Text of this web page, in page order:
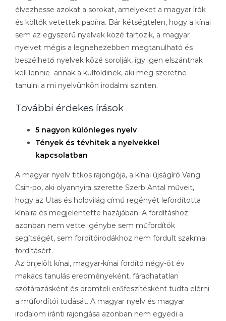
élvezhesse azokat a sorokat, amelyeket a magyar írók
és költők vetettek papírra. Bár kétségtelen, hogy a kínai
sem az egyszerű nyelvek közé tartozik, a magyar
nyelvet mégis a legnehezebben megtanulható és
beszélhető nyelvek közé sorolják, így igen elszántnak
kell lennie annak a külföldinek, aki meg szeretne
tanulni a mi nyelvünkön irodalmi szinten.
További érdekes írások
5 nagyon különleges nyelv
Tények és tévhitek a nyelvekkel
kapcsolatban
A magyar nyelv titkos rajongója, a kínai újságíró Vang
Csin-po, aki olyannyira szerette Szerb Antal műveit,
hogy az Utas és holdvilág című regényét lefordította
kínaira és megjelentette hazájában. A fordításhoz
azonban nem vette igénybe sem műfordítók
segítségét, sem fordítóirodákhoz nem fordult szakmai
fordításért.
Az önjelölt kínai, magyar-kínai fordító négy-öt év
makacs tanulás eredményeként, fáradhatatlan
szótárazásként és örömteli erőfeszítésként tudta elérni
a műfordítói tudását. A magyar nyelv és magyar
irodalom iránti rajongása azonban nem egyedi a